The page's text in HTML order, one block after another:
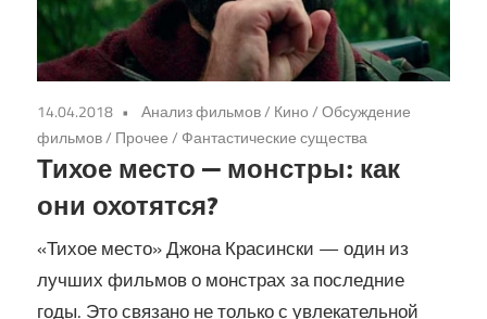
14.04.2018 Анализ фильмов/ Кино/Обсуждение
фильмов/ Прочее/ Фантастические существа
Тихое место — монстры: как
они охотятся?
«Тихое место» Джона Красински — один из
лучших фильмов о монстрах за последние
годы. Это связано не только с увлекательной